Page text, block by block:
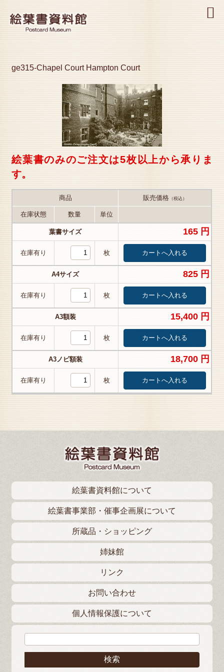
ge315-Chapel Court Hampton Court
絵葉書のみのご注文は5枚以上から承りま
す。
商品 販売価格（税込）
在庫状態 数量 単位
葉書サイズ 165 円
在庫有り 枚
A4サイズ 825 円
在庫有り 枚
A3額装 15,400 円
在庫有り 枚
A3ノビ額装 18,700 円
在庫有り 枚
絵葉書資料館について
絵葉書事業部・催事企画展について
所蔵品・ショッピング
姉妹館
リンク
お問い合わせ
個人情報保護について